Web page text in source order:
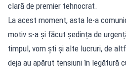
clară de premier tehnocrat.
La acest moment, asta le-a
motiv s-a și făcut ședința de
timpul, vom ști și alte lucruri, de
deja au apărut tensiuni în legătură